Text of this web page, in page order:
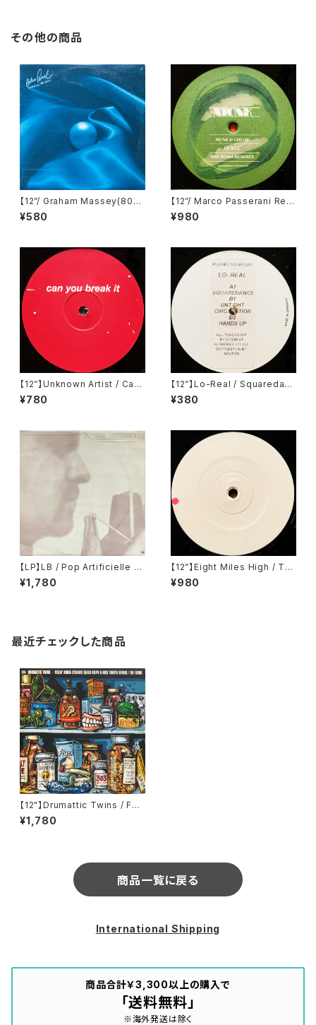
その他の商品
【12”/ Graham Massey(808
State) Remix】Blue Pearl /
Naked In The Rain (Big Lif
¥580
【12”/ Marco Passerani Rem
ix】Munk & Chloé / Ce Kul
(The Roma Remixes) (Gom
¥980
【12”】Unknown Artist / Can
You Break It (LTD 004)
¥780
【12”】Lo-Real / Squaredanc
e (Planet Source) (PLANET
SOURCE07)
¥380
【LP】LB / Pop Artificielle (K
K Records) ‎(KK141)
¥1,780
【12”】Eight Miles High / Tw
o (Klang Elektronik) (KLAN
G 10)
¥980
最近チェックした商品
【12"】Drumattic Twins / Fee
lin' Kinda Strange (Remix)
/ The Flunk (Finger Lickin'
¥1,780
商品一覧に戻る
International Shipping
商品合計￥3,300以上の購入で
「送料無料」
※海外発送は除く